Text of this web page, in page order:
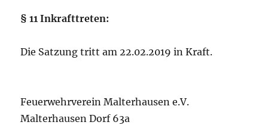
§ 11 Inkrafttreten:
Die Satzung tritt am 22.02.2019 in Kraft.
Feuerwehrverein Malterhausen e.V.
Malterhausen Dorf 63a